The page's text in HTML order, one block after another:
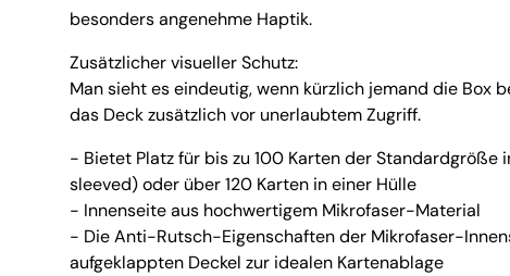
besonders angenehme Haptik.
Zusätzlicher visueller Schutz:
Man sieht es eindeutig, wenn kürzlich jemand die Box
das Deck zusätzlich vor unerlaubtem Zugriff.
- Bietet Platz für bis zu 100 Karten der Standardgröße
sleeved) oder über 120 Karten in einer Hülle
- Innenseite aus hochwertigem Mikrofaser-Material
- Die Anti-Rutsch-Eigenschaften der Mikrofaser-
aufgeklappten Deckel zur idealen Kartenablage